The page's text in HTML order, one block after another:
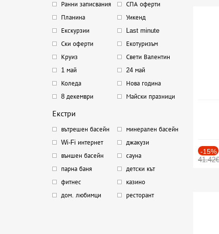
Ранни записвания
СПА оферти
Планина
Уикенд
Екскурзии
Last minute
Ски оферти
Екотуризъм
Круиз
Свети Валентин
1 май
24 май
Коледа
Нова година
8 декември
Майски празници
Екстри
вътрешен басейн
минерален басейн
Wi-Fi интернет
джакузи
външен басейн
сауна
парна баня
детски кът
фитнес
казино
дом. любимци
ресторант
-15%
41.42€